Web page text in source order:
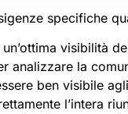
specifiche
visibilità
analizzare la
ben visibile
l’intera